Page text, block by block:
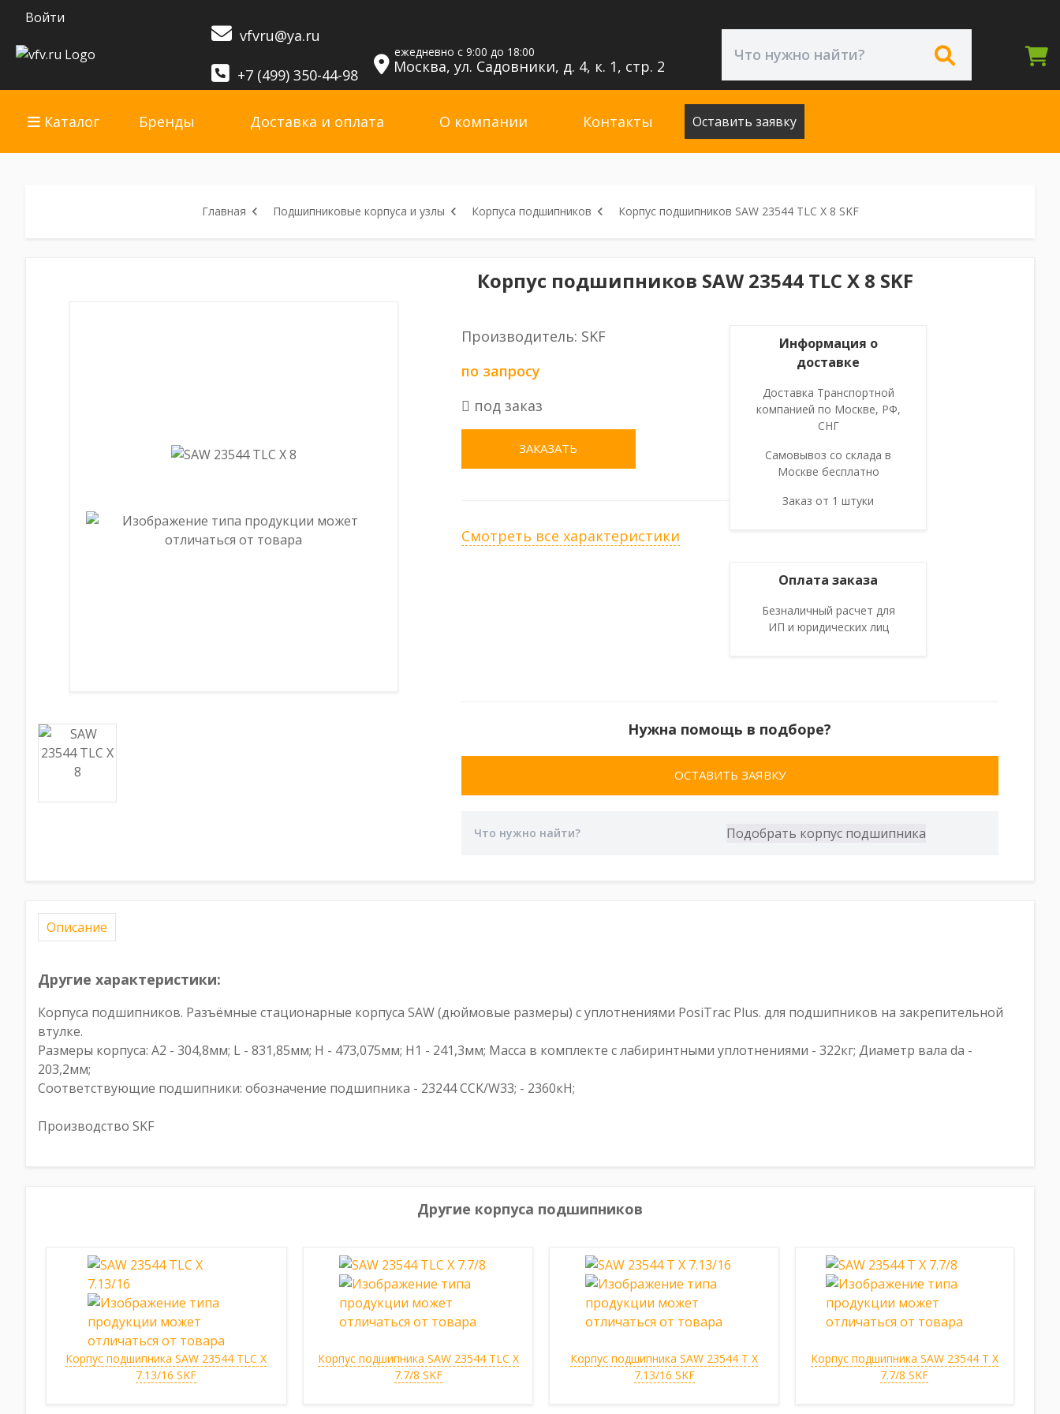
Войти
vfvru@ya.ru
+7 (499) 350-44-98
ежедневно с 9:00 до 18:00
Москва, ул. Садовники, д. 4, к. 1, стр. 2
Каталог Бренды Доставка и оплата О компании Контакты Оставить заявку
Главная Подшипниковые корпуса и узлы Корпуса подшипников Корпус подшипников SAW 23544 TLC X 8 SKF
Корпус подшипников SAW 23544 TLC X 8 SKF
Производитель: SKF
по запросу
под заказ
ЗАКАЗАТЬ
Смотреть все характеристики
Информация о
доставке
Доставка Транспортной
компанией по Москве, РФ,
СНГ
Самовывоз со склада в
Москве бесплатно
Заказ от 1 штуки
Оплата заказа
Безналичный расчет для
ИП и юридических лиц
Нужна помощь в подборе?
ОСТАВИТЬ ЗАЯВКУ
Описание
Другие характеристики:
Корпуса подшипников. Разъёмные стационарные корпуса SAW (дюймовые размеры) с уплотнениями PosiTrac Plus. для подшипников на закрепительной
втулке.
Размеры корпуса: A2 - 304,8мм; L - 831,85мм; H - 473,075мм; H1 - 241,3мм; Масса в комплекте с лабиринтными уплотнениями - 322кг; Диаметр вала da -
203,2мм;
Соответствующие подшипники: обозначение подшипника - 23244 CCK/W33; - 2360кН;
Производство SKF
Другие корпуса подшипников
Корпус подшипника SAW 23544 TLC X
7.13/16 SKF
Корпус подшипника SAW 23544 TLC X
7.7/8 SKF
Корпус подшипника SAW 23544 T X
7.13/16 SKF
Корпус подшипника SAW 23544 T X
7.7/8 SKF